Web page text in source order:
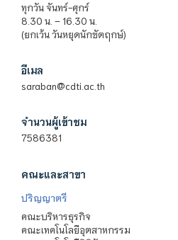
ทุกวัน จันทร์-ศุกร์
8.30 น. – 16.30 น.
(ยกเว้น วันหยุดนักขัตฤกษ์)
อีเมล
saraban@cdti.ac.th
จำนวนผู้เข้าชม
7586381
คณะและสาขา
ปริญญาตรี
คณะบริหารธุรกิจ
คณะเทคโนโลยีอุตสาหกรรม